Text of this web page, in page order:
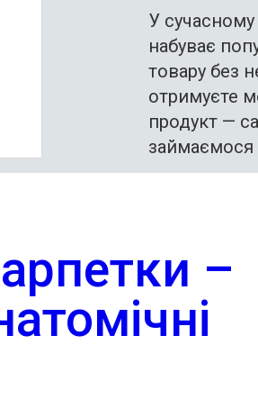
У сучасному
набуває
товару без
отримуєте
продукт —
–